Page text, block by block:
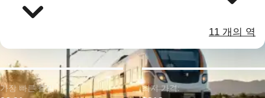
11 개의 역
가장 빠른 출발: 최저 가격: